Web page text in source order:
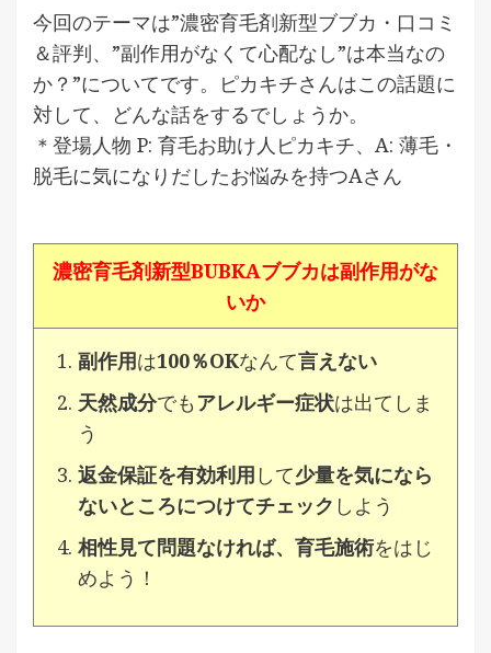
今回のテーマは”濃密育毛剤新型ブブカ・口コミ
＆評判、”副作用がなくて心配なし”は本当なの
か？”についてです。ピカキチさんはこの話題に
対して、どんな話をするでしょうか。
＊登場人物 P: 育毛お助け人ピカキチ、A: 薄毛・
脱毛に気になりだしたお悩みを持つAさん
濃密育毛剤新型BUBKAブブカは副作用がな
いか
副作用は100％OKなんて言えない
天然成分でもアレルギー症状は出てしま
う
返金保証を有効利用 して少量を気になら
ないところにつけてチェック しよう
相性見て問題なければ、育毛施術をはじ
めよう！